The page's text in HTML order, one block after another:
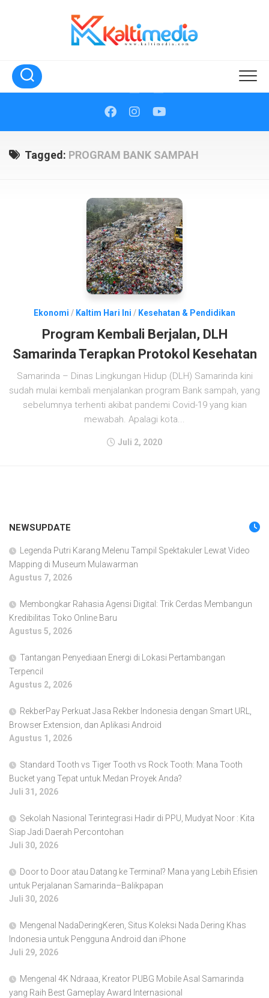
Tagged: PROGRAM BANK SAMPAH
Ekonomi / Kaltim Hari Ini / Kesehatan & Pendidikan
Program Kembali Berjalan, DLH
Samarinda Terapkan Protokol Kesehatan
Samarinda – Dinas Lingkungan Hidup (DLH) Samarinda kini
sudah mulai kembali menjalankan program Bank sampah, yang
sebelumnya terhenti akibat pandemi Covid-19 yang kian
mewabah. Apalagi kota...
Juli 2, 2020
NEWSUPDATE
Legenda Putri Karang Melenu Tampil Spektakuler Lewat Video
Mapping di Museum Mulawarman
Agustus 7, 2026
Membongkar Rahasia Agensi Digital: Trik Cerdas Membangun
Kredibilitas Toko Online Baru
Agustus 5, 2026
Tantangan Penyediaan Energi di Lokasi Pertambangan
Terpencil
Agustus 2, 2026
RekberPay Perkuat Jasa Rekber Indonesia dengan Smart URL,
Browser Extension, dan Aplikasi Android
Agustus 1, 2026
Standard Tooth vs Tiger Tooth vs Rock Tooth: Mana Tooth
Bucket yang Tepat untuk Medan Proyek Anda?
Juli 31, 2026
Sekolah Nasional Terintegrasi Hadir di PPU, Mudyat Noor : Kita
Siap Jadi Daerah Percontohan
Juli 30, 2026
Door to Door atau Datang ke Terminal? Mana yang Lebih Efisien
untuk Perjalanan Samarinda–Balikpapan
Juli 30, 2026
Mengenal NadaDeringKeren, Situs Koleksi Nada Dering Khas
Indonesia untuk Pengguna Android dan iPhone
Juli 29, 2026
Mengenal 4K Ndraaa, Kreator PUBG Mobile Asal Samarinda
yang Raih Best Gameplay Award Internasional